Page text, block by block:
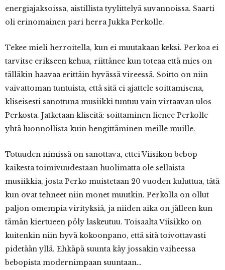
energiajaksoissa, aistillista tyylittelyä suvannoissa. Saarti
oli erinomainen pari herra Jukka Perkolle.
Tekee mieli herroitella, kun ei muutakaan keksi. Perkoa ei
tarvitse erikseen kehua, riittänee kun toteaa että mies on
tälläkin haavaa erittäin hyvässä vireessä. Soitto on niin
vaivattoman tuntuista, että sitä ei ajattele soittamisena,
kliseisesti sanottuna musiikki tuntuu vain virtaavan ulos
Perkosta. Jatketaan kliseitä: soittaminen lienee Perkolle
yhtä luonnollista kuin hengittäminen meille muille.
Totuuden nimissä on sanottava, ettei Viisikon bebop
kaikesta toimivuudestaan huolimatta ole sellaista
musiikkia, josta Perko muistetaan 20 vuoden kuluttua, tätä
kun ovat tehneet niin monet muutkin. Perkolla on ollut
paljon omempia virityksiä, ja niiden aika on jälleen kun
tämän kiertueen pöly laskeutuu. Toisaalta Viisikko on
kuitenkin niin hyvä kokoonpano, että sitä toivottavasti
pidetään yllä. Ehkäpä suunta käy jossakin vaiheessa
bebopista modernimpaan suuntaan…